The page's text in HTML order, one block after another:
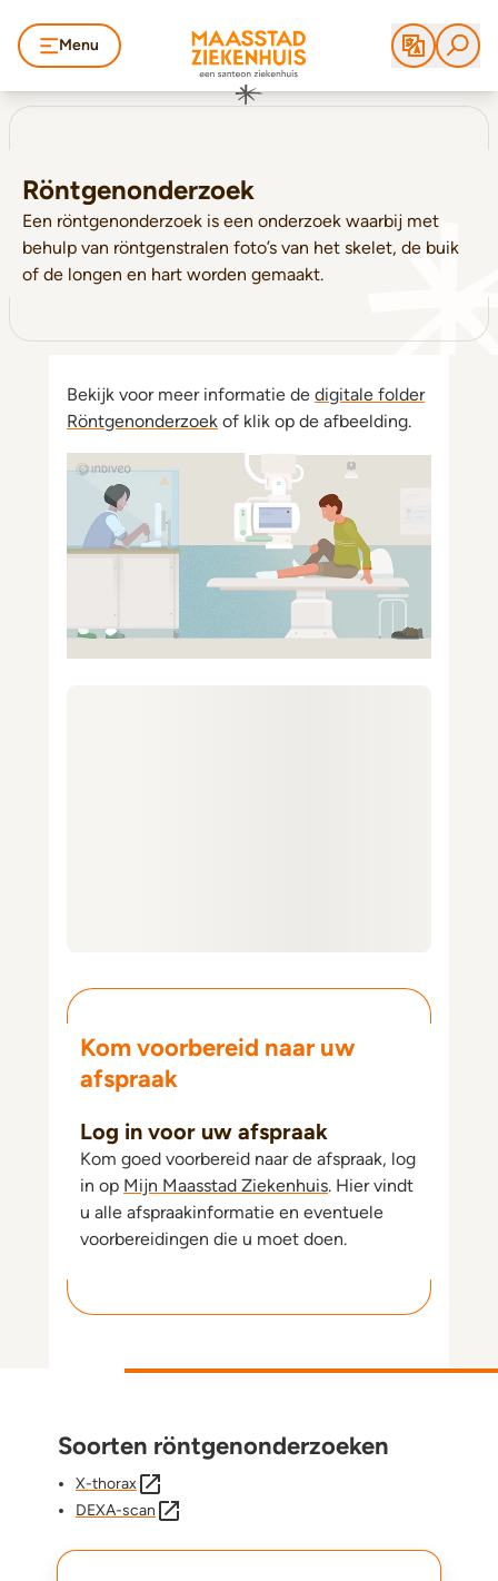
Menu
Röntgenonderzoek
Een röntgenonderzoek is een onderzoek waarbij met
behulp van röntgenstralen foto’s van het skelet, de buik
of de longen en hart worden gemaakt.
Bekijk voor meer informatie de digitale folder
Röntgenonderzoek of klik op de afbeelding.
Kom voorbereid naar uw
afspraak
Log in voor uw afspraak
Kom goed voorbereid naar de afspraak, log
in op Mijn Maasstad Ziekenhuis. Hier vindt
u alle afspraakinformatie en eventuele
voorbereidingen die u moet doen.
Soorten röntgenonderzoeken
X-thorax
DEXA-scan